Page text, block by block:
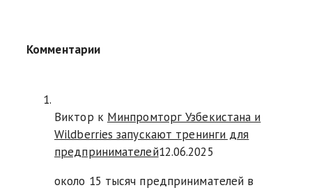
Комментарии
Виктор к Минпромторг Узбекистана и
Wildberries запускают тренинги для
предпринимателей12.06.2025
около 15 тысяч предпринимателей в